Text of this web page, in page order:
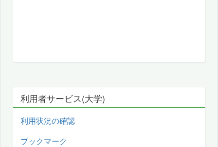
利用者サービス(大学)
利用状況の確認
ブックマーク